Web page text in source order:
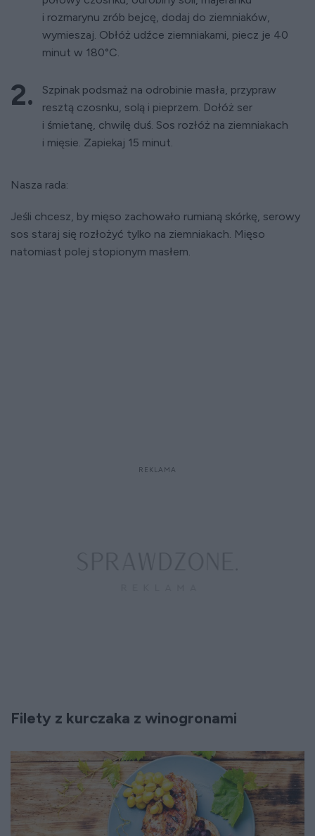
i rozmarynu zrób bejcę, dodaj do ziemniaków,
wymieszaj. Obłóż udźce ziemniakami, piecz je 40
minut w 180°C.
Szpinak podsmaż na odrobinie masła, przypraw
resztą czosnku, solą i pieprzem. Dołóż ser
i śmietanę, chwilę duś. Sos rozłóż na ziemniakach
i mięsie. Zapiekaj 15 minut.
Nasza rada:
Jeśli chcesz, by mięso zachowało rumianą skórkę, serowy
sos staraj się rozłożyć tylko na ziemniakach. Mięso
natomiast polej stopionym masłem.
Filety z kurczaka z winogronami